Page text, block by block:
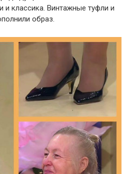
классика. Винтажные туфли и
образ.